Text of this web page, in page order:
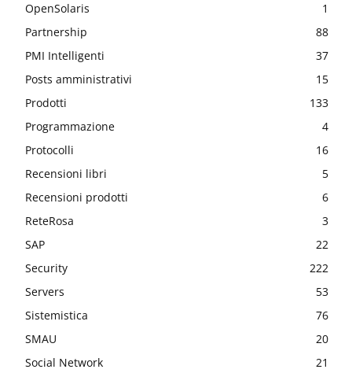
OpenSolaris
1
Partnership
88
PMI Intelligenti
37
Posts amministrativi
15
Prodotti
133
Programmazione
4
Protocolli
16
Recensioni libri
5
Recensioni prodotti
6
ReteRosa
3
SAP
22
Security
222
Servers
53
Sistemistica
76
SMAU
20
Social Network
21